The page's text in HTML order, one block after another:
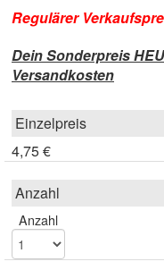
Regulärer
Dein Sonderpreis
Versandkosten
4,75 €
Anzahl